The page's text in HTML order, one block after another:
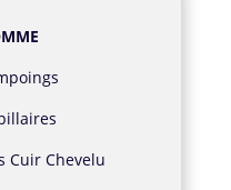
Cuir Chevelu